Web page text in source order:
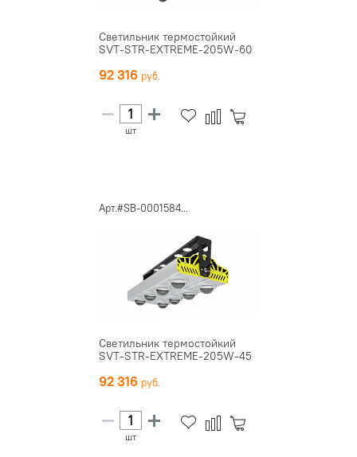
Светильник термостойкий
SVT-STR-EXTREME-205W-60
92 316
шт
Арт.#SB-0001584...
Светильник термостойкий
SVT-STR-EXTREME-205W-45
92 316
шт